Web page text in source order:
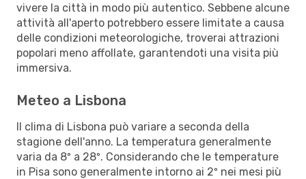
vivere la città in modo più autentico. Sebbene alcune
attività all'aperto potrebbero essere limitate a causa
delle condizioni meteorologiche, troverai attrazioni
popolari meno affollate, garantendoti una visita più
immersiva.
Meteo a Lisbona
Il clima di Lisbona può variare a seconda della
stagione dell'anno. La temperatura generalmente
varia da 8º a 28º. Considerando che le temperature
in Pisa sono generalmente intorno ai 2º nei mesi più